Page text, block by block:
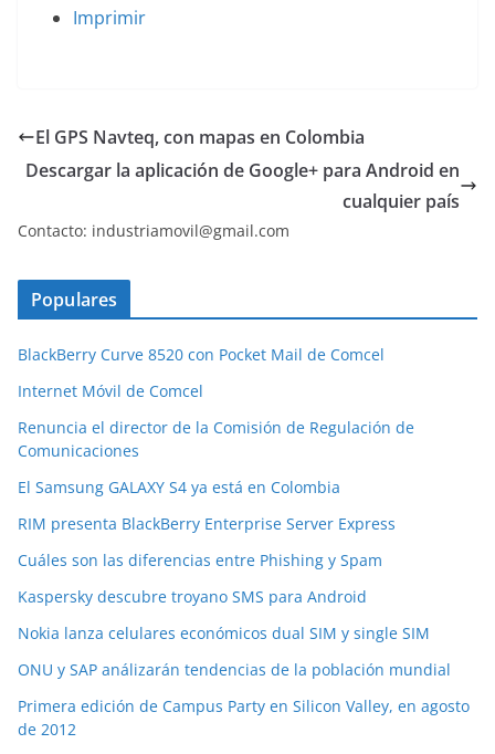
Imprimir
El GPS Navteq, con mapas en Colombia
Descargar la aplicación de Google+ para Android en
cualquier país
Contacto: industriamovil@gmail.com
Populares
BlackBerry Curve 8520 con Pocket Mail de Comcel
Internet Móvil de Comcel
Renuncia el director de la Comisión de Regulación de
Comunicaciones
El Samsung GALAXY S4 ya está en Colombia
RIM presenta BlackBerry Enterprise Server Express
Cuáles son las diferencias entre Phishing y Spam
Kaspersky descubre troyano SMS para Android
Nokia lanza celulares económicos dual SIM y single SIM
ONU y SAP análizarán tendencias de la población mundial
Primera edición de Campus Party en Silicon Valley, en agosto
de 2012